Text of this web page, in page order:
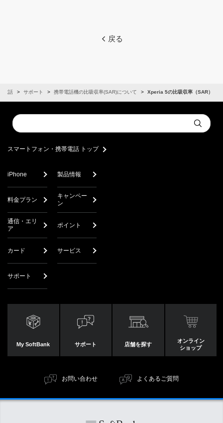
戻る
電話 サポート 携帯電話機の比吸収率(SAR)について Xperia 5の比吸収率（SAR）
Conduct
a
Submit
スマートフォン・携帯電話 トップ
iPhone 製品情報
料金プラン
キャンペー
ン
通信・エリ
ア
ポイント
カード サービス
サポート
My SoftBank サポート 店舗を探す
オンライン
ショップ
お問い合わせ よくあるご質問